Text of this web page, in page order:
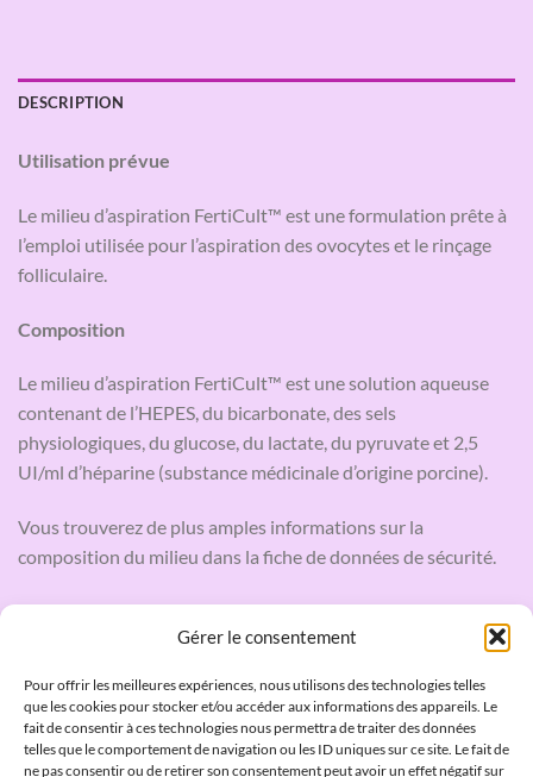
Gérer le consentement
Pour offrir les meilleures expériences, nous utilisons des technologies telles
que les cookies pour stocker et/ou accéder aux informations des appareils. Le
fait de consentir à ces technologies nous permettra de traiter des données
telles que le comportement de navigation ou les ID uniques sur ce site. Le fait de
ne pas consentir ou de retirer son consentement peut avoir un effet négatif sur
DESCRIPTION
Utilisation prévue
Le milieu d’aspiration FertiCult™ est une formulation prête à
l’emploi utilisée pour l’aspiration des ovocytes et le rinçage
folliculaire.
Composition
Le milieu d’aspiration FertiCult™ est une solution aqueuse
contenant de l’HEPES, du bicarbonate, des sels
physiologiques, du glucose, du lactate, du pyruvate et 2,5
UI/ml d’héparine (substance médicinale d’origine porcine).
Vous trouverez de plus amples informations sur la
composition du milieu dans la fiche de données de sécurité.
QUI SOMMES NOUS
Laboratoires JCD